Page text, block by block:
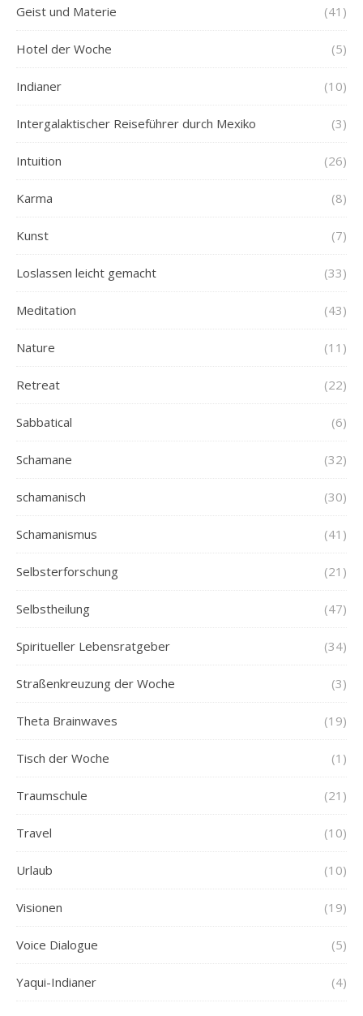
Geist und Materie (41)
Hotel der Woche (5)
Indianer (10)
Intergalaktischer Reiseführer durch Mexiko (3)
Intuition (26)
Karma (8)
Kunst (7)
Loslassen leicht gemacht (33)
Meditation (43)
Nature (11)
Retreat (22)
Sabbatical (6)
Schamane (32)
schamanisch (30)
Schamanismus (41)
Selbsterforschung (21)
Selbstheilung (47)
Spiritueller Lebensratgeber (34)
Straßenkreuzung der Woche (3)
Theta Brainwaves (19)
Tisch der Woche (1)
Traumschule (21)
Travel (10)
Urlaub (10)
Visionen (19)
Voice Dialogue (5)
Yaqui-Indianer (4)